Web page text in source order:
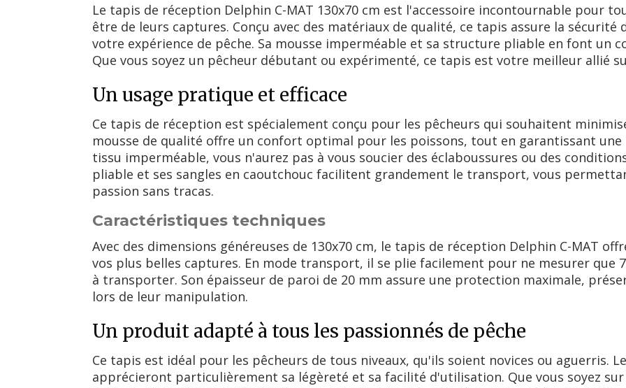
Le tapis de réception Delphin C-MAT 130x70 cm est l'accessoire incontournable pour
être de leurs captures. Conçu avec des matériaux de qualité, ce tapis assure la
votre expérience de pêche. Sa mousse imperméable et sa structure pliable en font un
Que vous soyez un pêcheur débutant ou expérimenté, ce tapis est votre meilleur allié
Un usage pratique et efficace
Ce tapis de réception est spécialement conçu pour les pêcheurs qui souhaitent
mousse de qualité offre un confort optimal pour les poissons, tout en garantissant une
tissu imperméable, vous n'aurez pas à vous soucier des éclaboussures ou des
pliable et ses sangles en caoutchouc facilitent grandement le transport, vous
passion sans tracas.
Caractéristiques techniques
Avec des dimensions généreuses de 130x70 cm, le tapis de réception Delphin C-MAT
vos plus belles captures. En mode transport, il se plie facilement pour ne mesurer que
à transporter. Son épaisseur de paroi de 20 mm assure une protection maximale,
lors de leur manipulation.
Un produit adapté à tous les passionnés de pêche
Ce tapis est idéal pour les pêcheurs de tous niveaux, qu'ils soient novices ou aguerris.
apprécieront particulièrement sa légèreté et sa facilité d'utilisation. Que vous soyez